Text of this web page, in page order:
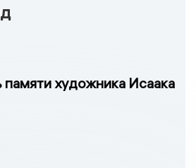
памяти художника Исаака